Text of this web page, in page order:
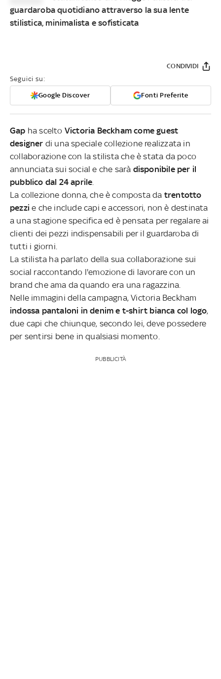
guardaroba quotidiano attraverso la sua lente
stilistica, minimalista e sofisticata
Seguici su:
Google Discover Fonti Preferite
CONDIVIDI
Gap ha scelto Victoria Beckham come guest
designer di una speciale collezione realizzata in
collaborazione con la stilista che è stata da poco
annunciata sui social e che sarà disponibile per il
pubblico dal 24 aprile
La collezione donna, che è composta da trentotto
pezzie che include capi e accessori, non è destinata
a una stagione specifica ed è pensata per regalare ai
clienti dei pezzi indispensabili per il guardaroba di
tutti i giorni.
La stilista ha parlato della sua collaborazione sui
social raccontando l'emozione di lavorare con un
brand che ama da quando era una ragazzina.
Nelle immagini della campagna, Victoria Beckham
indossa pantaloni in denim e t-shirt bianca col logo,
due capi che chiunque, secondo lei, deve possedere
per sentirsi bene in qualsiasi momento.
PUBBLICITÀ